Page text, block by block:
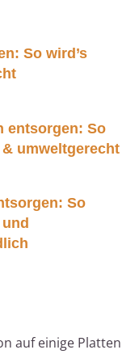
So wird’s
entsorgen: So
umweltgerecht
So
auf einige Platten